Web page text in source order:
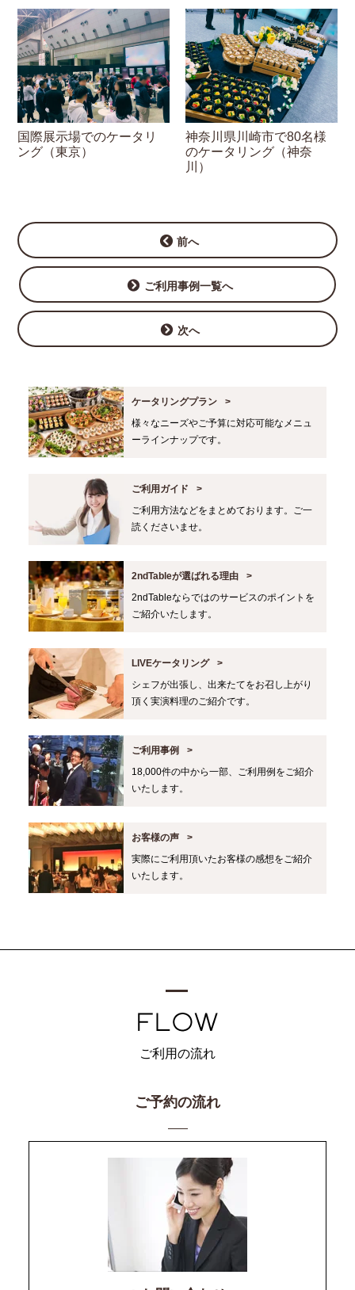
国際展示場でのケータリ
ング（東京）
神奈川県川崎市で80名様
のケータリング（神奈
川）
前へ
ご利用事例一覧へ
次へ
ケータリングプラン
様々なニーズやご予算に対応可能なメニュ
ーラインナップです。
ご利用ガイド
ご利用方法などをまとめております。ご一
読くださいませ。
2ndTableが選ばれる理由
2ndTableならではのサービスのポイントを
ご紹介いたします。
LIVEケータリング
シェフが出張し、出来たてをお召し上がり
頂く実演料理のご紹介です。
ご利用事例
18,000件の中から一部、ご利用例をご紹介
いたします。
お客様の声
実際にご利用頂いたお客様の感想をご紹介
いたします。
ご利用の流れ
ご予約の流れ